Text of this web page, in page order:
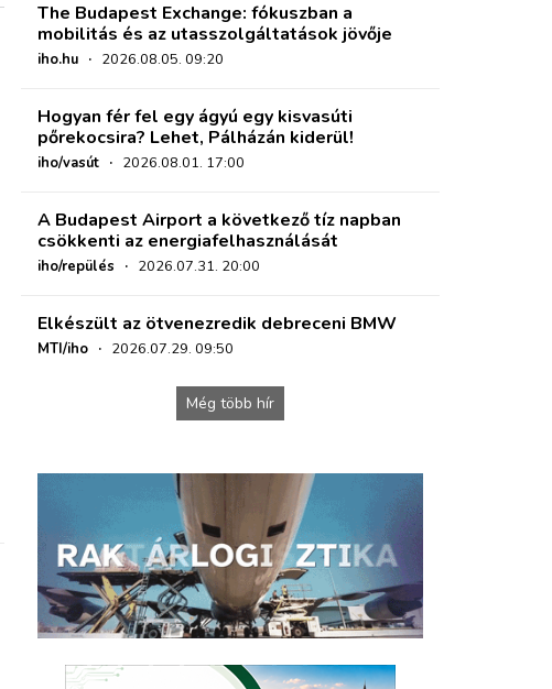
The Budapest Exchange: fókuszban a
mobilitás és az utasszolgáltatások jövője
iho.hu · 2026.08.05. 09:20
Hogyan fér fel egy ágyú egy kisvasúti
pőrekocsira? Lehet, Pálházán kiderül!
iho/vasút · 2026.08.01. 17:00
A Budapest Airport a következő tíz napban
csökkenti az energiafelhasználását
iho/repülés · 2026.07.31. 20:00
Elkészült az ötvenezredik debreceni BMW
MTI/iho · 2026.07.29. 09:50
Még több hír